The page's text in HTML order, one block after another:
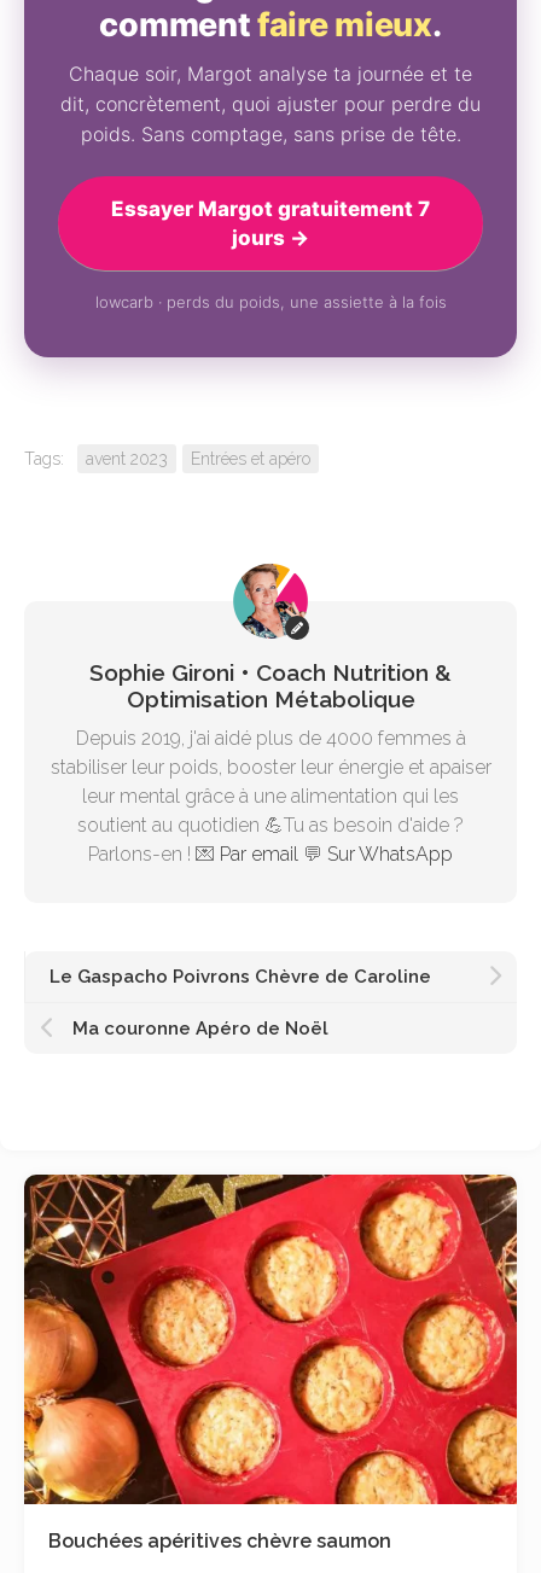
commentfaire mieux.
Chaque soir, Margot analyse ta journée et te
dit, concrètement, quoi ajuster pour perdre du
poids. Sans comptage, sans prise de tête.
Essayer Margot gratuitement 7
jours →
lowcarb · perds du poids, une assiette à la fois
Tags: avent 2023 Entrées et apéro
Sophie Gironi • Coach Nutrition &
Optimisation Métabolique
Depuis 2019, j'ai aidé plus de 4000 femmes à
stabiliser leur poids, booster leur énergie et apaiser
leur mental grâce à une alimentation qui les
soutient au quotidien 💪Tu as besoin d'aide ?
Parlons-en ! 💌 Par email 💬 Sur WhatsApp
Le Gaspacho Poivrons Chèvre de Caroline
Ma couronne Apéro de Noël
Bouchées apéritives chèvre saumon